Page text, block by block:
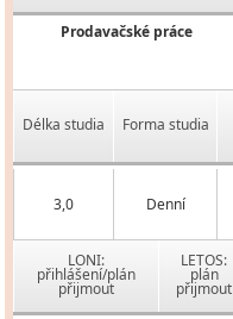
Prodavačské práce
Délka studia Forma studia
3,0 Denní
LONI:
přihlášení/plán
přijmout
LETOS:
plán
přijmout